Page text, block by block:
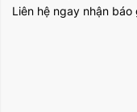
Liên hệ ngay nhận báo